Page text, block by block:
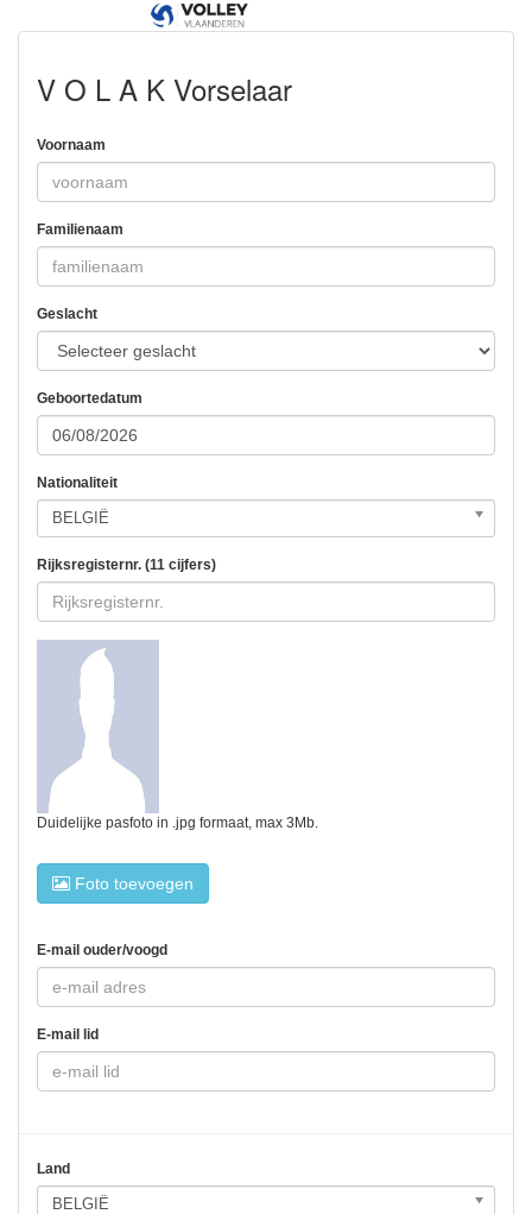
V O L A K Vorselaar
Voornaam
Familienaam
Geslacht
Geboortedatum
Nationaliteit
BELGIË
Rijksregisternr. (11 cijfers)
Duidelijke pasfoto in .jpg formaat, max 3Mb.
Foto toevoegen
E-mail ouder/voogd
E-mail lid
Land
BELGIË